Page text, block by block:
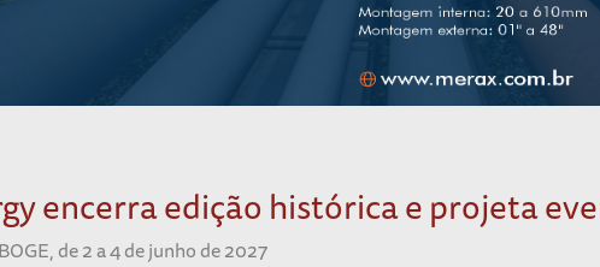
encerra edição histórica e projeta
de 2 a 4 de junho de 2027